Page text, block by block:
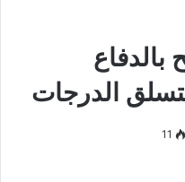
بالدفاع
الدرجات
11